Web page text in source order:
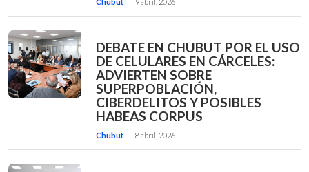
DEBATE EN CHUBUT POR EL USO
DE CELULARES EN CÁRCELES:
ADVIERTEN SOBRE
SUPERPOBLACIÓN,
CIBERDELITOS Y POSIBLES
HABEAS CORPUS
Chubut 8 abril, 2026